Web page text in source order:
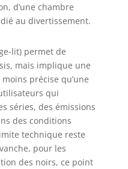
d’une chambre
au divertissement.
lit) permet de
mais implique une
précise qu’une
qui
séries, des émissions
des conditions
technique reste
pour les
des noirs, ce point